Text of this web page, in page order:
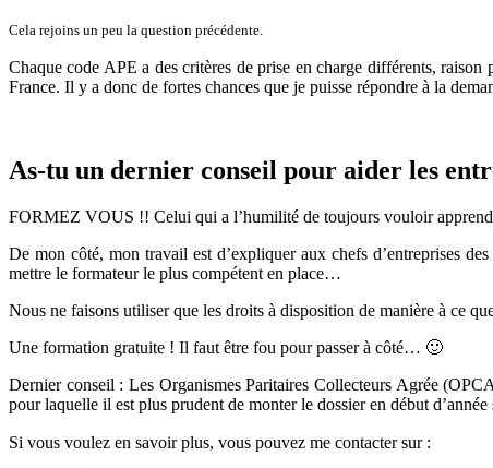
Cela rejoins un peu la question précédente.
Chaque code APE a des critères de prise en charge différents,
France. Il y a donc de fortes chances que je puisse répondre à la
As-tu un dernier conseil pour aider les
FORMEZ VOUS !! Celui qui a l’humilité de toujours vouloir
De mon côté, mon travail est d’expliquer aux chefs d’entreprises
mettre le formateur le plus compétent en place…
Nous ne faisons utiliser que les droits à disposition de manière à ce
Une formation gratuite ! Il faut être fou pour passer à côté… 🙂
Dernier conseil : Les Organismes Paritaires Collecteurs Agrée
pour laquelle il est plus prudent de monter le dossier en début
Si vous voulez en savoir plus, vous pouvez me contacter sur :